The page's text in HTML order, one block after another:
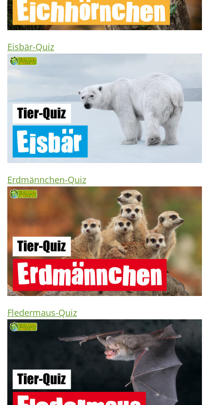
Eisbär-Quiz
Erdmännchen-Quiz
Fledermaus-Quiz